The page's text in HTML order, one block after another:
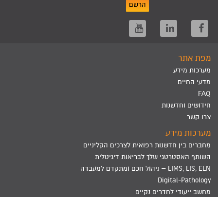
הרשם
מפת אתר
מערכות מידע
מדעי החיים
FAQ
חידושים וחדשנות
צרו קשר
מערכות מידע
מחברים בין חדשנות רפואית לצרכים הקליניים
השותף האסטרטגי שלך לבריאות דיגיטלית
LIMS, LIS, ELN – ניהול חכם ומתקדם למעבדה
Digital-Pathology
מחשב ייעודי לחדרים נקיים